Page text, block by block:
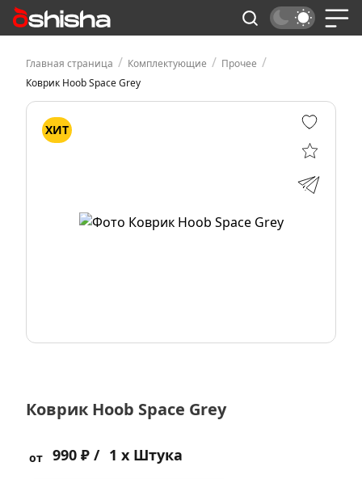
Главная страница / Комплектующие / Прочее /
Коврик Hoob Space Grey
ХИТ
Коврик Hoob Space Grey
от 990 ₽ / 1 x Штука